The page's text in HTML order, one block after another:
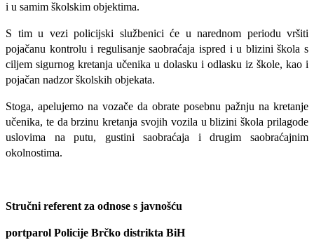
i u samim školskim objektima.
S tim u vezi policijski službenici će u narednom periodu vršiti
pojačanu kontrolu i regulisanje saobraćaja ispred i u blizini škola s
ciljem sigurnog kretanja učenika u dolasku i odlasku iz škole, kao i
pojačan nadzor školskih objekata.
Stoga, apelujemo na vozače da obrate posebnu pažnju na kretanje
učenika, te da brzinu kretanja svojih vozila u blizini škola prilagode
uslovima na putu, gustini saobraćaja i drugim saobraćajnim
okolnostima.
Stručni referent za odnose s javnošću
portparol Policije Brčko distrikta BiH